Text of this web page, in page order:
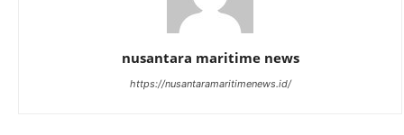
nusantara maritime news
https://nusantaramaritimenews.id/